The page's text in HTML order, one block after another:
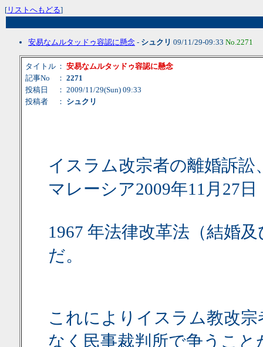
[ リストへもどる]
安易なムルタッドゥ容認に懸念 - シュクリ 09/11/29-09:33 No.2271
タイトル ： 安易なムルタッドゥ容認に懸念
記事No
： 2271
投稿日
： 2009/11/29(Sun) 09:33
投稿者
： シュクリ
イスラム改宗者の離婚訴訟
マレーシア2009年11月27日
1967 年法律改革法（結婚
だ。
これによりイスラム教改
なく民事裁判所で争うこと